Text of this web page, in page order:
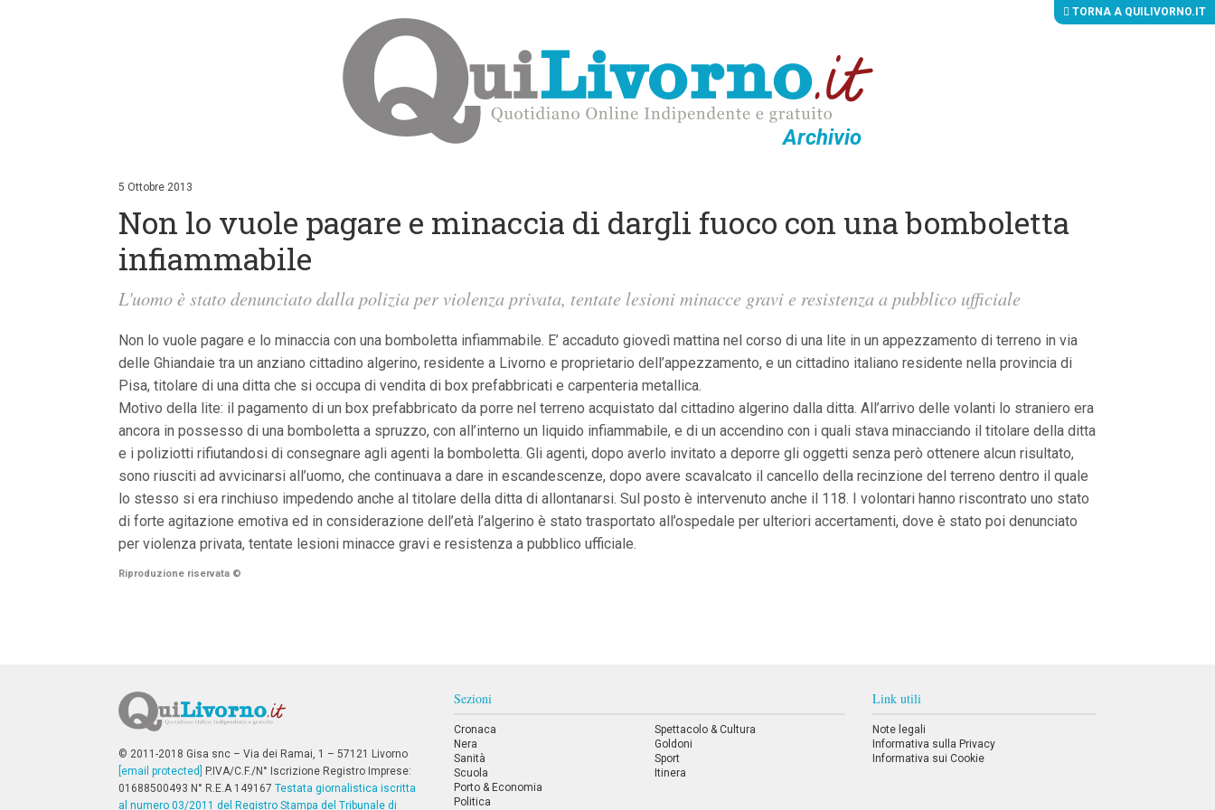
Archivio
i
i
n
t
n
t
p
r
n
c
p
a
i
V
i
n
c
p
a
l
TORNA A QUILIVORNO.IT
5 Ottobre 2013
Non lo vuole pagare e minaccia di dargli fuoco con una bomboletta
infiammabile
L'uomo è stato denunciato dalla polizia per violenza privata, tentate lesioni minacce gravi e resistenza a pubblico ufficiale
Non lo vuole pagare e lo minaccia con una bomboletta infiammabile. E’ accaduto giovedì mattina nel corso di una lite in un appezzamento di terreno in via
delle Ghiandaie tra un anziano cittadino algerino, residente a Livorno e proprietario dell’appezzamento, e un cittadino italiano residente nella provincia di
Pisa, titolare di una ditta che si occupa di vendita di box prefabbricati e carpenteria metallica.
Motivo della lite: il pagamento di un box prefabbricato da porre nel terreno acquistato dal cittadino algerino dalla ditta. All’arrivo delle volanti lo straniero era
ancora in possesso di una bomboletta a spruzzo, con all’interno un liquido infiammabile, e di un accendino con i quali stava minacciando il titolare della ditta
e i poliziotti rifiutandosi di consegnare agli agenti la bomboletta. Gli agenti, dopo averlo invitato a deporre gli oggetti senza però ottenere alcun risultato,
sono riusciti ad avvicinarsi all’uomo, che continuava a dare in escandescenze, dopo avere scavalcato il cancello della recinzione del terreno dentro il quale
lo stesso si era rinchiuso impedendo anche al titolare della ditta di allontanarsi. Sul posto è intervenuto anche il 118. I volontari hanno riscontrato uno stato
di forte agitazione emotiva ed in considerazione dell’età l’algerino è stato trasportato all’ospedale per ulteriori accertamenti, dove è stato poi denunciato
per violenza privata, tentate lesioni minacce gravi e resistenza a pubblico ufficiale.
Riproduzione riservata ©
© 2011-2018 Gisa snc – Via dei Ramai, 1 – 57121 Livorno
[email protected]
P.IVA/C.F./N° Iscrizione Registro Imprese:
01688500493 N° R.E.A 149167Testata giornalistica iscritta
al numero 03/2011 del Registro Stampa del Tribunale di
Sezioni
Cronaca
Nera
Sanità
Scuola
Porto & Economia
Politica
Spettacolo & Cultura
Goldoni
Sport
Itinera
Link utili
Note legali
Informativa sulla Privacy
Informativa sui Cookie